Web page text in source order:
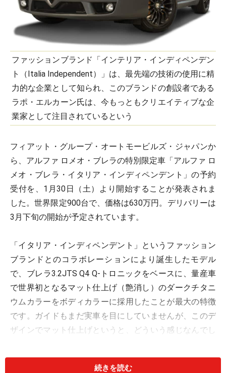
ファッションブランド「インテリア・インディペンデン
ト（Italia Independent）」は、最先端の技術の使用に精
力的な企業として知られ、このブランドの創設者である
ラポ・エルカーン氏は、今もっともクリエイティブな企
業家として注目されているという
フィアット・グループ・オートモービルズ・ジャパンか
ら、アルファ ロメオ・ブレラの特別限定車「アルファ ロ
メオ・ブレラ・イタリア・インディペンデント」の予約
受付を、1月30日（土）より開始することが発表されま
した。世界限定900台で、価格は630万円。デリバリーは
3月下旬の開始が予定されています。
「イタリア・インディペンデント」というファッション
ブランドとのコラボレーションにより誕生したモデル
で、ブレラ3.2JTS Q4 Q-トロニックをベースに、量産車
で世界初となるマット仕上げ（艶消し）のダークチタニ
ウムカラーをボディカラーに採用したことが最大の特徴
です。ガイドもまだ実車を目にしていませんが、このデ
ザインでマット仕上げというと、どういう感じなんでし
続きを読む